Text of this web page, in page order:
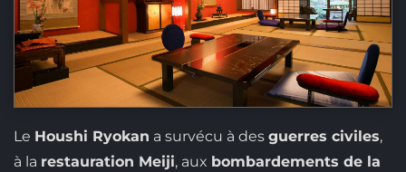
Le Houshi Ryokan a survécu à des guerres civiles,
à la restauration Meiji, aux bombardements de la